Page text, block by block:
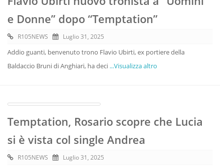
e Donne” dopo “Temptation”
R105NEWS Luglio 31, 2025
Addio guanti, benvenuto trono Flavio Ubirti, ex portiere della
Baldaccio Bruni di Anghiari, ha deci ...Visualizza altro
Temptation, Rosario scopre che Lucia
si è vista col single Andrea
R105NEWS Luglio 31, 2025